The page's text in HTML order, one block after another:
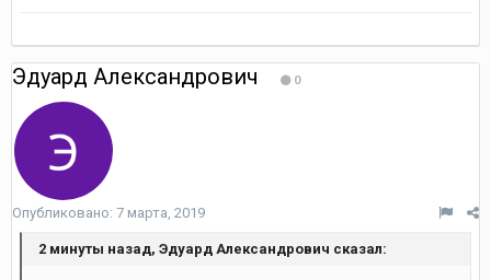
Эдуард Александрович 0
Опубликовано: 7 марта, 2019
2 минуты назад, Эдуард Александрович сказал: